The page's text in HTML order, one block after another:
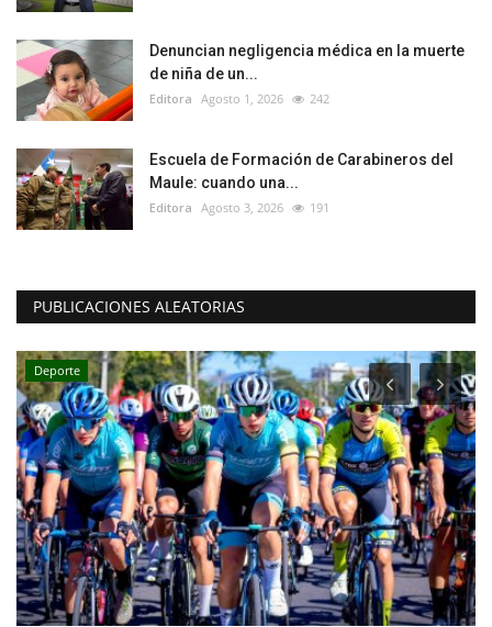
Denuncian negligencia médica en la muerte
de niña de un...
Editora Agosto 1, 2026 242
Escuela de Formación de Carabineros del
Maule: cuando una...
Editora Agosto 3, 2026 191
PUBLICACIONES ALEATORIAS
Deporte